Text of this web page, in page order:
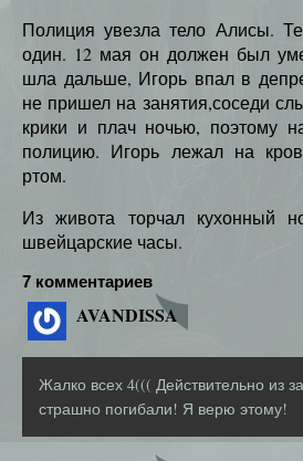
Полиция увезла тело Алисы.
один. 12 мая он должен был
шла дальше, Игорь впал в
не пришел на занятия,соседи
крики и плач ночью, поэтому
полицию. Игорь лежал на
ртом.
Из живота торчал кухонный
швейцарские часы.
7 комментариев
AVANDISSA
Жалко всех 4((( Действительно из
страшно погибали! Я верю этому!